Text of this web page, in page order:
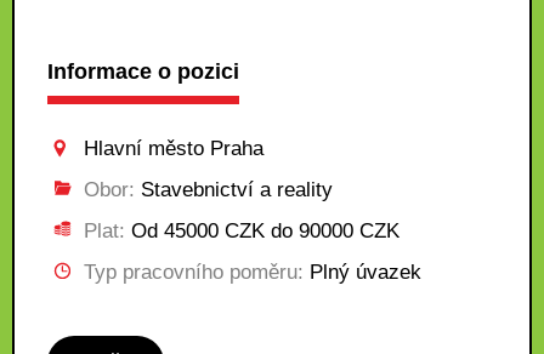
Informace o pozici
Hlavní město Praha
Obor: Stavebnictví a reality
Plat: Od 45000 CZK do 90000 CZK
Typ pracovního poměru: Plný úvazek